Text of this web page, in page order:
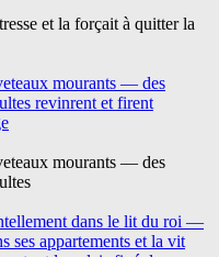
et la forçait à quitter la
mourants — des
revinrent et firent
mourants — des
dans le lit du roi —
ses appartements et la vit